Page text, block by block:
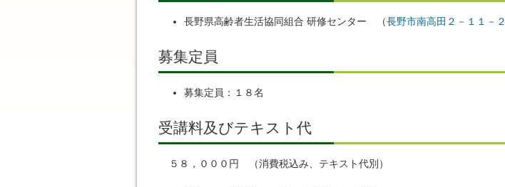
長野県高齢者生活協同組合 研修センター （長野市南高田２－１１－２
募集定員
募集定員：１８名
受講料及びテキスト代
５８，０００円 （消費税込み、テキスト代別）